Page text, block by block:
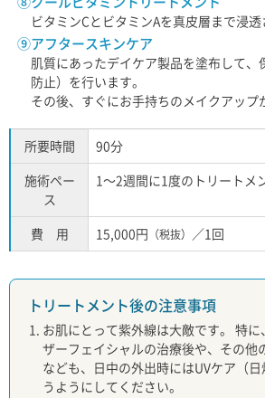
ビタミンCとビタミンAを真皮層まで浸透
⑨アフタースキンケア
肌質にあったデイケア製品を塗布して、
防止）を行います。
その後、すぐにお手持ちのメイクアップ
所要時間
90分
施術ペー
ス
1～2週間に1度のトリートメ
費 用 15,000円 （税抜） ／1回
トリートメント後の注意事項
お肌にとって紫外線は大敵です。 特
ザーフェイシャルの治療後や、その他
なども、日中の外出時にはUVケア（
うようにしてください。